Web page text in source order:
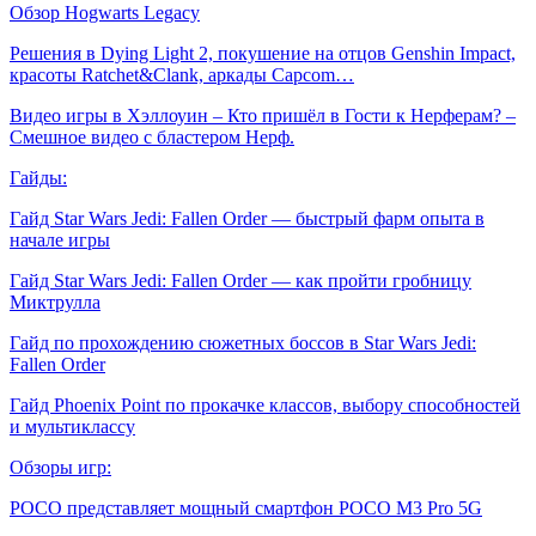
Обзор Hogwarts Legacy
Решения в Dying Light 2, покушение на отцов Genshin Impact,
красоты Ratchet&Clank, аркады Capcom…
Видео игры в Хэллоуин – Кто пришёл в Гости к Нерферам? –
Смешное видео с бластером Нерф.
Гайды:
Гайд Star Wars Jedi: Fallen Order — быстрый фарм опыта в
начале игры
Гайд Star Wars Jedi: Fallen Order — как пройти гробницу
Миктрулла
Гайд по прохождению сюжетных боссов в Star Wars Jedi:
Fallen Order
Гайд Phoenix Point по прокачке классов, выбору способностей
и мультиклассу
Обзоры игр:
POCO представляет мощный смартфон POCO M3 Pro 5G